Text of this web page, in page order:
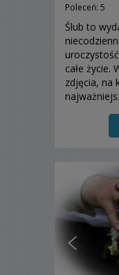
Poleceń: 5
Ślub to
całe życie.
zdjęcia, na
miłość,